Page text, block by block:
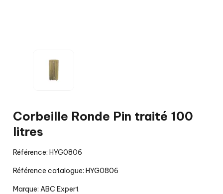
Corbeille Ronde Pin traité 100
litres
Référence: HYG0806
Référence catalogue: HYG0806
Marque: ABC Expert